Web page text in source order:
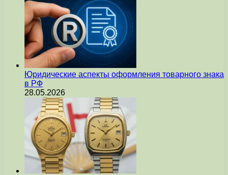
Юридические аспекты оформления товарного знака
в РФ
28.05.2026